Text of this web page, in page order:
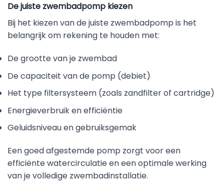
De juiste zwembadpomp kiezen
Bij het kiezen van de juiste zwembadpomp is het
belangrijk om rekening te houden met:
De grootte van je zwembad
De capaciteit van de pomp (debiet)
Het type filtersysteem (zoals zandfilter of cartridge)
Energieverbruik en efficiëntie
Geluidsniveau en gebruiksgemak
Een goed afgestemde pomp zorgt voor een
efficiënte watercirculatie en een optimale werking
van je volledige zwembadinstallatie.